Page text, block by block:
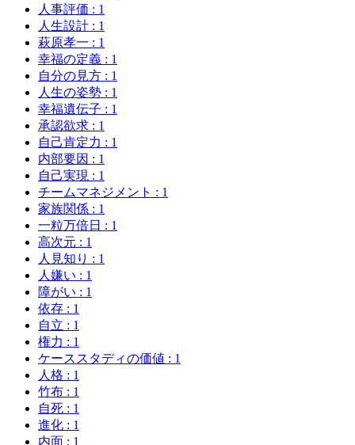
人事評価 : 1
人生設計 : 1
萩原孝一 : 1
幸福の定義 : 1
自分の見方 : 1
人生の姿勢 : 1
幸福遺伝子 : 1
承認欲求 : 1
自己肯定力 : 1
内部要因 : 1
自己実現 : 1
チームマネジメント : 1
家族関係 : 1
一粒万倍日 : 1
高次元 : 1
人見知り : 1
人嫌い : 1
障がい : 1
依存 : 1
自立 : 1
権力 : 1
ケーススタディの価値 : 1
人格 : 1
竹布 : 1
自死 : 1
進化 : 1
内面 : 1